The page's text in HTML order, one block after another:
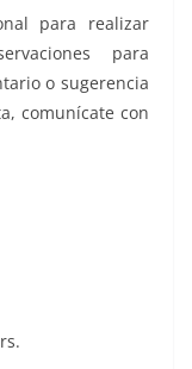
para realizar
para
o sugerencia
comunícate con